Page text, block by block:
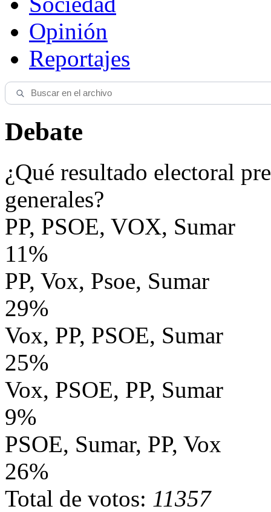
Opinión
Reportajes
Debate
¿Qué resultado electoral
generales?
PP, PSOE, VOX, Sumar
11%
PP, Vox, Psoe, Sumar
29%
Vox, PP, PSOE, Sumar
25%
Vox, PSOE, PP, Sumar
9%
PSOE, Sumar, PP, Vox
26%
Total de votos: 11357